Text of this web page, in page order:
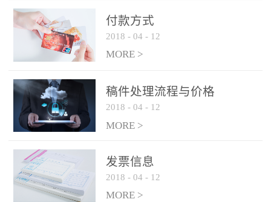
付款方式
2018 - 04 - 12
MORE >
稿件处理流程与价格
2018 - 04 - 12
MORE >
发票信息
2018 - 04 - 12
MORE >